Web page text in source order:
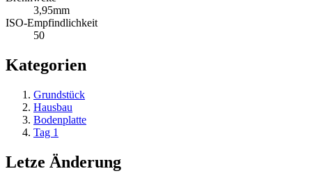
3,95mm
ISO-Empfindlichkeit
50
Kategorien
Grundstück
Hausbau
Bodenplatte
Tag 1
Letze Änderung